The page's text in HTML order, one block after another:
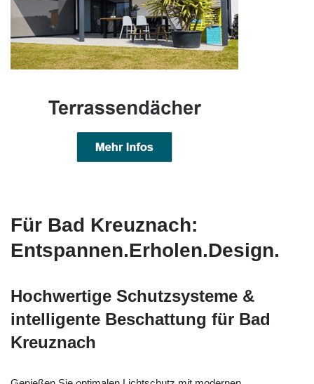
Für Bad Kreuznach:
Entspannen.Erholen.Design.
Hochwertige Schutzsysteme &
intelligente Beschattung für Bad
Kreuznach